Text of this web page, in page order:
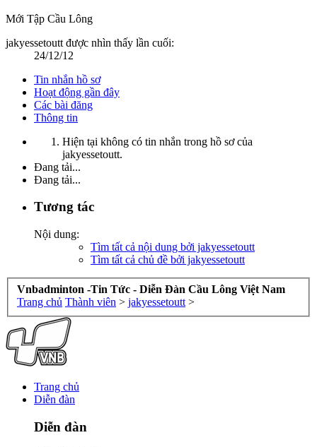
Mới Tập Cầu Lông
jakyessetoutt được nhìn thấy lần cuối:
24/12/12
Tin nhắn hồ sơ
Hoạt động gần đây
Các bài đăng
Thông tin
Hiện tại không có tin nhắn trong hồ sơ của
jakyessetoutt.
Đang tải...
Đang tải...
Tương tác
Nội dung:
Tìm tất cả nội dung bởi jakyessetoutt
Tìm tất cả chủ đề bởi jakyessetoutt
Vnbadminton -Tin Tức - Diễn Đàn Cầu Lông Việt Nam
Trang chủ Thành viên > jakyessetoutt >
Trang chủ
Diễn đàn
Diễn đàn